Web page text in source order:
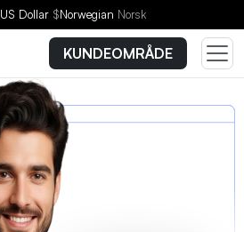
US Dollar $Norwegian Norsk
KUNDEOMRÅDE